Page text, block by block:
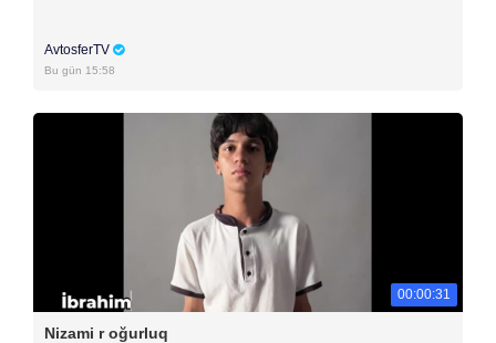
AvtosferTV
Bu gün 15:58
00:00:31
Nizami r oğurluq